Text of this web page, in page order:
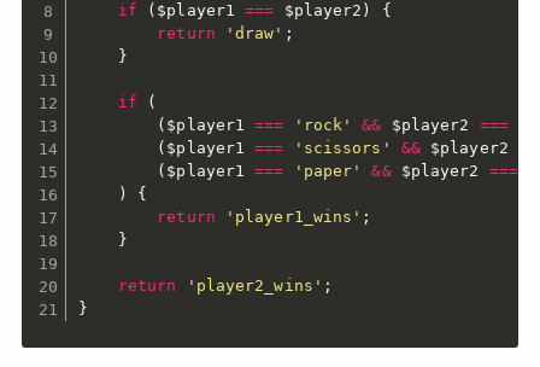
if ( $player1 === $player2 )
{
return
'draw' ;
}
if
(
( $player1 === 'rock' && $player2 ===
( $player1 === 'scissors' && $player2
( $player1 === 'paper' && $player2 ===
)
{
return
'player1_wins' ;
}
return 'player2_wins' ;
}